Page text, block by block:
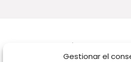
Gestionar el
Síguenos